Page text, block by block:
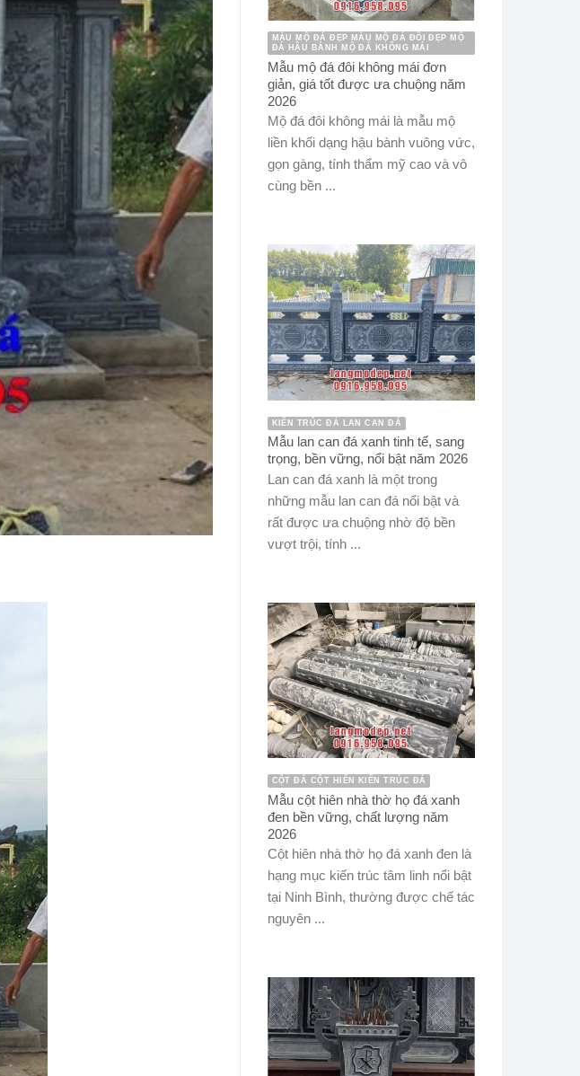
MẪU MỘ ĐÁ ĐẸP MẪU MỘ ĐÁ ĐÔI ĐẸP MỘ
ĐÁ HẬU BÀNH MỘ ĐÁ KHÔNG MÁI
Mẫu mộ đá đôi không mái đơn
giản, giá tốt được ưa chuộng năm
2026
Mộ đá đôi không mái là mẫu mộ
liền khối dạng hậu bành vuông vức,
gọn gàng, tính thẩm mỹ cao và vô
cùng bền ...
KIẾN TRÚC ĐÁ LAN CAN ĐÁ
Mẫu lan can đá xanh tinh tế, sang
trọng, bền vững, nổi bật năm 2026
Lan can đá xanh là một trong
những mẫu lan can đá nổi bật và
rất được ưa chuộng nhờ độ bền
vượt trội, tính ...
CỘT ĐÁ CỘT HIÊN KIẾN TRÚC ĐÁ
Mẫu cột hiên nhà thờ họ đá xanh
đen bền vững, chất lượng năm
2026
Cột hiên nhà thờ họ đá xanh đen là
hạng mục kiến trúc tâm linh nổi bật
tại Ninh Bình, thường được chế tác
nguyên ...